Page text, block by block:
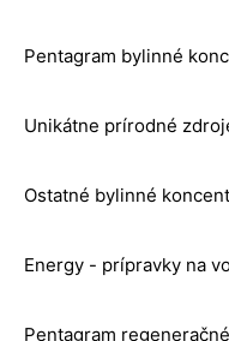
Pentagram bylinné
Unikátne prírodné
Ostatné bylinné
Energy - prípravky na
Pentagram